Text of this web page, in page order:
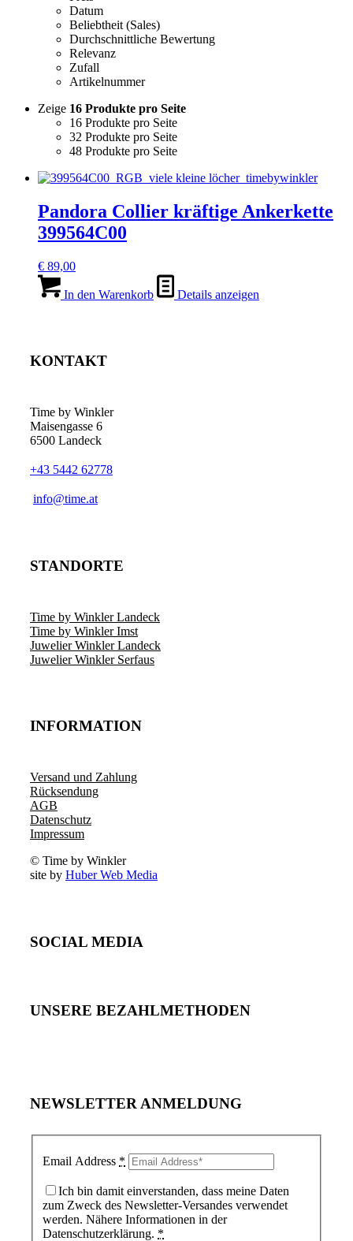
Datum
Beliebtheit (Sales)
Durchschnittliche Bewertung
Relevanz
Zufall
Artikelnummer
Zeige 16 Produkte pro Seite
16 Produkte pro Seite
32 Produkte pro Seite
48 Produkte pro Seite
Pandora Collier kräftige Ankerkette
399564C00
€ 89,00
In den Warenkorb Details anzeigen
KONTAKT
Time by Winkler
Maisengasse 6
6500 Landeck
+43 5442 62778
­info@time.at
STANDORTE
Time by Winkler Landeck
Time by Winkler Imst
Juwelier Winkler Landeck
Juwelier Winkler Serfaus
INFORMATION
Versand und Zahlung
Rücksendung
AGB
Datenschutz
Impressum
© Time by Winkler
site by Huber Web Media
SOCIAL MEDIA
UNSERE BEZAHLMETHODEN
NEWSLETTER ANMELDUNG
Email Address *
Ich bin damit einverstanden, dass meine Daten
zum Zweck des Newsletter-Versandes verwendet
werden. Nähere Informationen in der
Datenschutzerklärung. *